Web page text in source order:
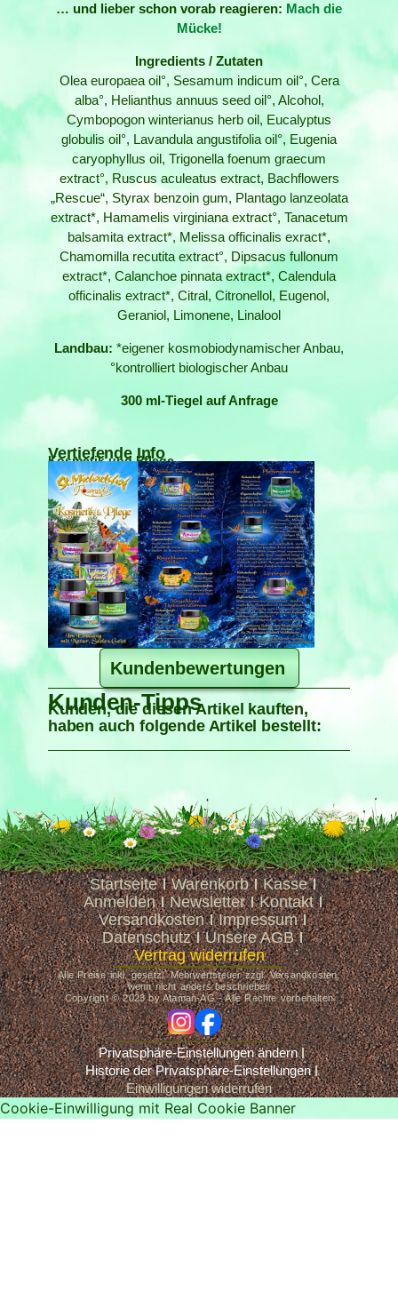
… und lieber schon vorab reagieren: Mach die
Mücke!
Ingredients / Zutaten
Olea europaea oil°, Sesamum indicum oil°, Cera
alba°, Helianthus annuus seed oil°, Alcohol,
Cymbopogon winterianus herb oil, Eucalyptus
globulis oil°, Lavandula angustifolia oil°, Eugenia
caryophyllus oil, Trigonella foenum graecum
extract°, Ruscus aculeatus extract, Bachflowers
„Rescue“, Styrax benzoin gum, Plantago lanzeolata
extract*, Hamamelis virginiana extract°, Tanacetum
balsamita extract*, Melissa officinalis exract*,
Chamomilla recutita extract°, Dipsacus fullonum
extract*, Calanchoe pinnata extract*, Calendula
officinalis extract*, Citral, Citronellol, Eugenol,
Geraniol, Limonene, Linalool
Landbau: *eigener kosmobiodynamischer Anbau,
°kontrolliert biologischer Anbau
300 ml-Tiegel auf Anfrage
Vertiefende Info
Kosmetik und Pflege
Kundenbewertungen
Kunden-Tipps
Kunden, die diesen Artikel kauften,
haben auch folgende Artikel bestellt:
Startseite Warenkorb
Kasse
Anmelden
Newsletter
Kontakt
Versandkosten
Impressum
Datenschutz
Unsere AGB
Vertrag widerrufen
Alle Preise inkl. gesetzl. Mehrwertsteuer zzgl. Versandkosten,
wenn nicht anders beschrieben
Copyright © 2023 by Ataman-AG - Alle Rechte vorbehalten
igfb
Privatsphäre-Einstellungen ändern
Historie der Privatsphäre-Einstellungen
Einwilligungen widerrufen
Cookie-Einwilligung mit Real Cookie Banner